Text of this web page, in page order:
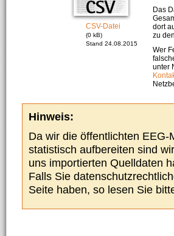
CSV-Datei
(0 kB)
Stand 24.08.2015
Das
dort
zu den
Wer
unter
Hinweis:
Da wir die öffentlichten
statistisch aufbereiten sind
uns importierten Quelldaten
Falls Sie
Seite haben, so lesen Sie